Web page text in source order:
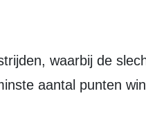
aantal punten